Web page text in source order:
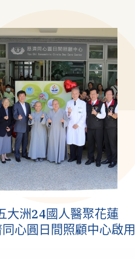
大洲24國人醫聚花蓮
心圓日間照顧中心啟用